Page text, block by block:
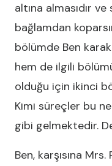
altına almasıdır
bağlamdan
bölümde Ben
hem de ilgili
olduğu için ikinci
Kimi süreçler bu
gibi gelmektedir.
Ben, karşısına